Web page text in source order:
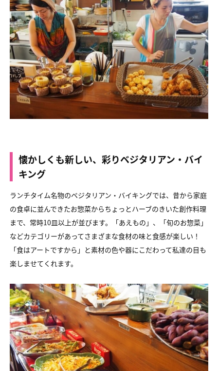
懐かしくも新しい、彩りベジタリアン・バイ
キング
ランチタイム名物のベジタリアン・バイキングでは、昔から家庭
の食卓に並んできたお惣菜からちょっとハーブのきいた創作料理
まで、常時10皿以上が並びます。「あえもの」、「旬のお惣菜」
などカテゴリーがあってさまざまな食材の味と食感が楽しい！
「食はアートですから」と素材の色や器にこだわって私達の目も
楽しませてくれます。